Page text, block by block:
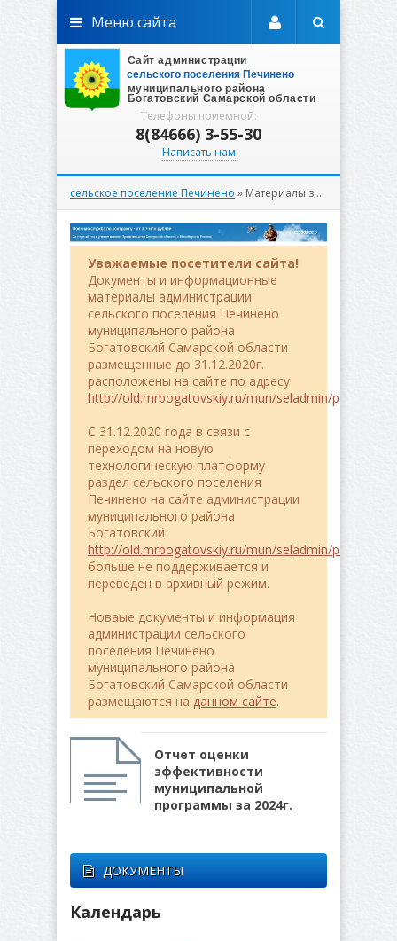
Телефоны приемной:
8(84666) 3-55-30
Написать нам
Меню сайта
сельское поселение Печинено » Материалы за 01.09.2025
Уважаемые посетители сайта!
Документы и информационные
материалы администрации
сельского поселения Печинено
муниципального района
Богатовский Самарской области
размещенные до 31.12.2020г.
расположены на сайте по адресу
http://old.mrbogatovskiy.ru/mun/seladmin/pe4ineno/
C 31.12.2020 года в связи с
переходом на новую
технологическую платформу
раздел сельского поселения
Печинено на сайте администрации
муниципального района
Богатовский
http://old.mrbogatovskiy.ru/mun/seladmin/pe4ineno/
больше не поддерживается и
переведен в архивный режим.
Новаые документы и информация
администрации сельского
поселения Печинено
муниципального района
Богатовский Самарской области
размещаются на данном сайте.
Отчет оценки
эффективности
муниципальной
программы за 2024г.
ДОКУМЕНТЫ
Календарь